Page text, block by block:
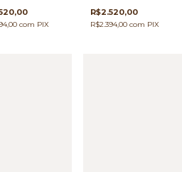
com PIX
R$2.520,00
R$2.394,00 com PIX